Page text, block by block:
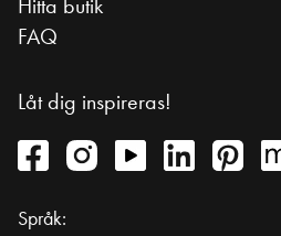
Hitta butik
FAQ
Låt dig inspireras!
Språk: